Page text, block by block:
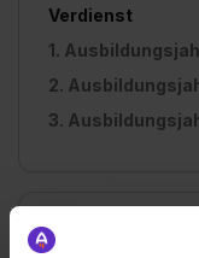
Verdienst
1.
2.
3.